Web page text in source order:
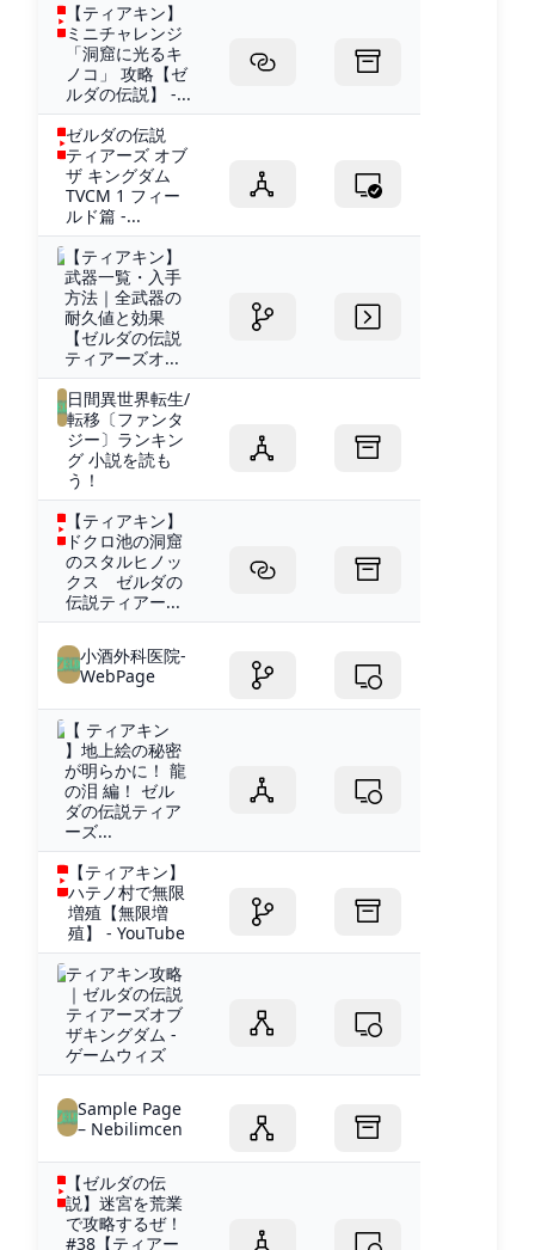
【ティアキン】
ミニチャレンジ
「洞窟に光るキ
ノコ」 攻略【ゼ
ルダの伝説】 -...
ゼルダの伝説
ティアーズ オブ
ザ キングダム
TVCM 1 フィー
ルド篇 -...
【ティアキン】
武器一覧・入手
方法｜全武器の
耐久値と効果
【ゼルダの伝説
ティアーズオ...
日間異世界転生/
転移〔ファンタ
ジー〕ランキン
グ 小説を読も
う！
【ティアキン】
ドクロ池の洞窟
のスタルヒノッ
クス ゼルダの
伝説ティアー...
小酒外科医院-
WebPage
【 ティアキン
】地上絵の秘密
が明らかに！ 龍
の泪 編！ ゼル
ダの伝説ティア
ーズ...
【ティアキン】
ハテノ村で無限
増殖【無限増
殖】 - YouTube
ティアキン攻略
｜ゼルダの伝説
ティアーズオブ
ザキングダム -
ゲームウィズ
Sample Page
– Nebilimcen
【ゼルダの伝
説】迷宮を荒業
で攻略するぜ！
#38【ティアー